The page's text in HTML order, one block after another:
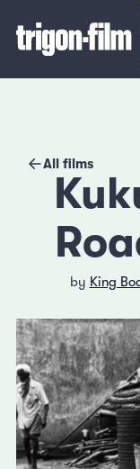
All films
by King